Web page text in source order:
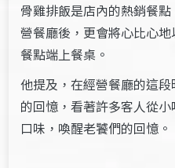
骨雞排飯是店內的熱銷餐
營餐廳後，更會將心比心
餐點端上餐桌。
他提及，在經營餐廳的這
的回憶，看著許多客人從
口味，喚醒老饕們的回憶。